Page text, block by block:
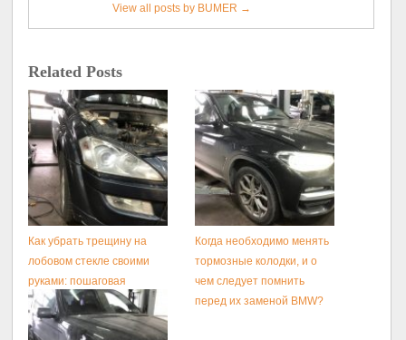
View all posts by BUMER →
Related Posts
Как убрать трещину на
лобовом стекле своими
руками: пошаговая
инструкция
Когда необходимо менять
тормозные колодки, и o
чем следует помнить
перед их заменой BMW?